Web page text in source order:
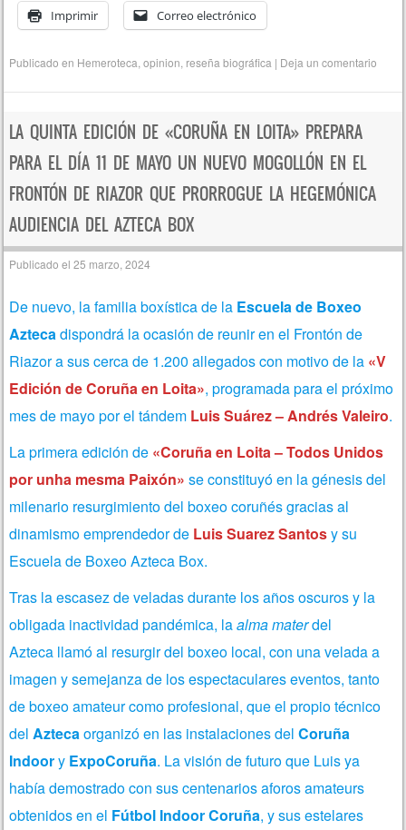
Imprimir Correo electrónico
Publicado en Hemeroteca ,opinion reseña biográfica | Deja un comentario
LA QUINTA EDICIÓN DE «CORUÑA EN LOITA» PREPARA
PARA EL DÍA 11 DE MAYO UN NUEVO MOGOLLÓN EN EL
FRONTÓN DE RIAZOR QUE PRORROGUE LA HEGEMÓNICA
AUDIENCIA DEL AZTECA BOX
Publicado el25 marzo, 2024
De nuevo, la familia boxística de la Escuela de Boxeo
Aztecadispondrá la ocasión de reunir en el Frontón de
Riazor a sus cerca de 1.200 allegados con motivo de la «V
Edición de Coruña en Loita», programada para el próximo
mes de mayo por el tándem Luis Suárez – Andrés Valeiro.
La primera edición de «Coruña en Loita – Todos Unidos
por unha mesma Paixón» se constituyó en la génesis del
milenario resurgimiento del boxeo coruñés gracias al
dinamismo emprendedor de Luis Suarez Santosy su
Escuela de Boxeo Azteca Box.
Tras la escasez de veladas durante los años oscuros y la
obligada inactividad pandémica, laalma materdel
Azteca llamó al resurgir del boxeo local, con una velada a
imagen y semejanza de los espectaculares eventos, tanto
de boxeo amateur como profesional, que el propio técnico
del Azteca organizó en las instalaciones delCoruña
Indoory ExpoCoruña. La visión de futuro que Luis ya
había demostrado con sus centenarios aforos amateurs
obtenidos en el Fútbol Indoor Coruña, y sus estelares